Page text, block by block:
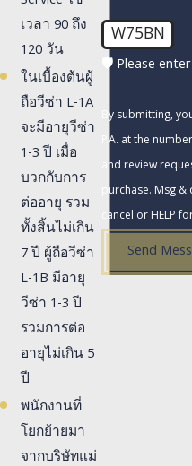
เวลา 90 ถึง
120 วัน
ในเบื้องต้นผู้
ถือวีซ่า L-1A
จะมีอายุวีซ่า
1-3 ปี เมื่อ
บวกกับการ
ต่ออายุ รวม
ทั้งสิ้นไม่เกิน
7 ปี ผู้ถือวีซ่า
L-1B มีอายุ
วีซ่า 1-3 ปี
รวมการต่อ
อายุไม่เกิน 5
ปี
พนักงานที่
โยกย้ายมา
จากบริษัทแม่
W75BN
🛡️ Please
By submitting,
P.A. at the
and review requests, via
purchase. Msg
cancel or HELP
Send